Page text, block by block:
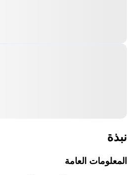
نبذة
المعلومات العامة